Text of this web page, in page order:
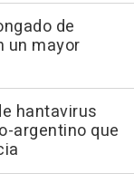
de
un mayor
hantavirus
argentino que